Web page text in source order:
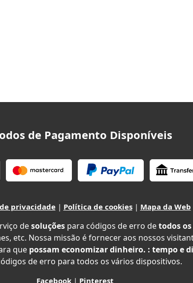
de Pagamento Disponíveis
privacidade| Política de cookies| Mapa da Web
desoluções para códigos de erro detodos
etc. Nossa missão é fornecer aos nossos
que possam economizar dinheiro. : tempo e
de erro para todos os vários dispositivos.
Facebook| Pinterest